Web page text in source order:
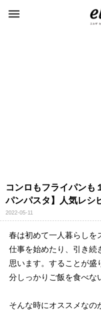
コンロもフライパンも
パンパスタ】人気レシ
2022-05-11
春は初めて一人暮らしを
仕事を始めたり、引き続
思います。することが盛
分しっかりご飯を食べな
そんな時にオススメなの